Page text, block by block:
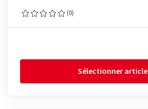
(0)
Sélectionner article